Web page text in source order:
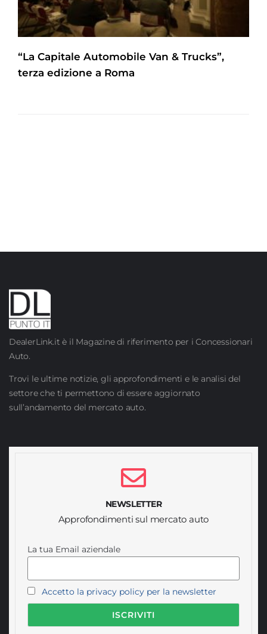
“La Capitale Automobile Van & Trucks”,
terza edizione a Roma
DealerLink.it è il Magazine di riferimento per i Concessionari
Auto.
Trovi le ultime notizie, gli approfondimenti e le analisi del
settore che ti permettono di essere aggiornato
sull’andamento del mercato auto.
NEWSLETTER
Approfondimenti sul mercato auto
La tua Email aziendale
Accetto la privacy policy per la newsletter